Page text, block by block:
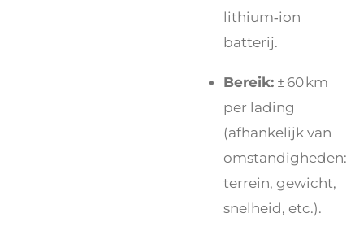
lithium‑ion
batterij.
Bereik: ± 60 km
per lading
(afhankelijk van
omstandigheden:
terrein, gewicht,
snelheid, etc.).